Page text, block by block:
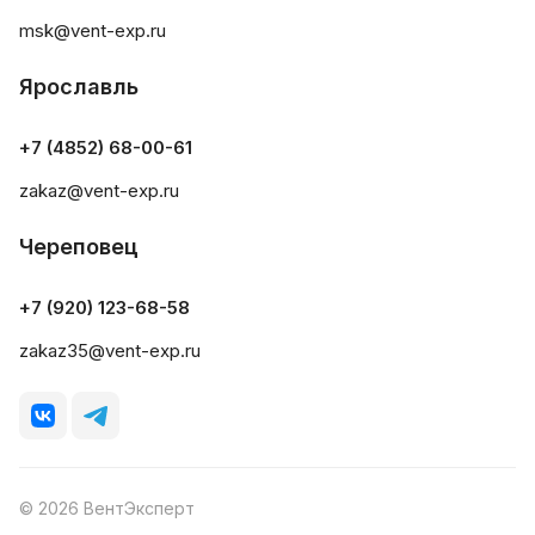
msk@vent-exp.ru
Ярославль
+7 (4852) 68-00-61
zakaz@vent-exp.ru
Череповец
+7 (920) 123-68-58
zakaz35@vent-exp.ru
© 2026 ВентЭксперт